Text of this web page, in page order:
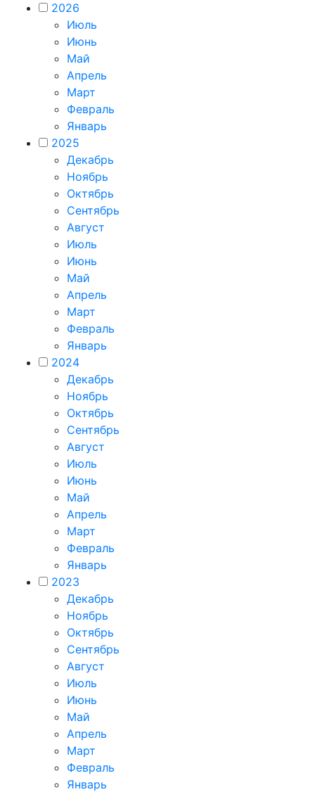
2026
Июль
Июнь
Май
Апрель
Март
Февраль
Январь
2025
Декабрь
Ноябрь
Октябрь
Сентябрь
Август
Июль
Июнь
Май
Апрель
Март
Февраль
Январь
2024
Декабрь
Ноябрь
Октябрь
Сентябрь
Август
Июль
Июнь
Май
Апрель
Март
Февраль
Январь
2023
Декабрь
Ноябрь
Октябрь
Сентябрь
Август
Июль
Июнь
Май
Апрель
Март
Февраль
Январь